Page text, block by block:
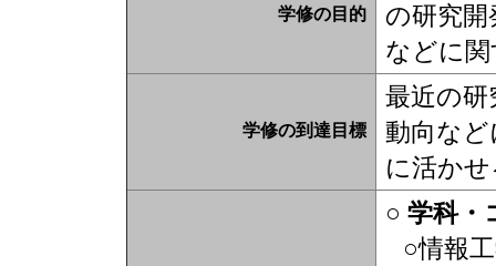
学修の目的
の研究
などに
学修の到達目標
最近の研
動向な
に活か
○ 学科・
○情報